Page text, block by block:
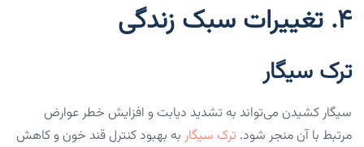
۴. تغییرات سبک زندگی
ترک سیگار
سیگار کشیدن می‌تواند به تشدید دیابت و افزایش خطر عوارض
مرتبط با آن منجر شود. ترک سیگار به بهبود کنترل قند خون و کاهش